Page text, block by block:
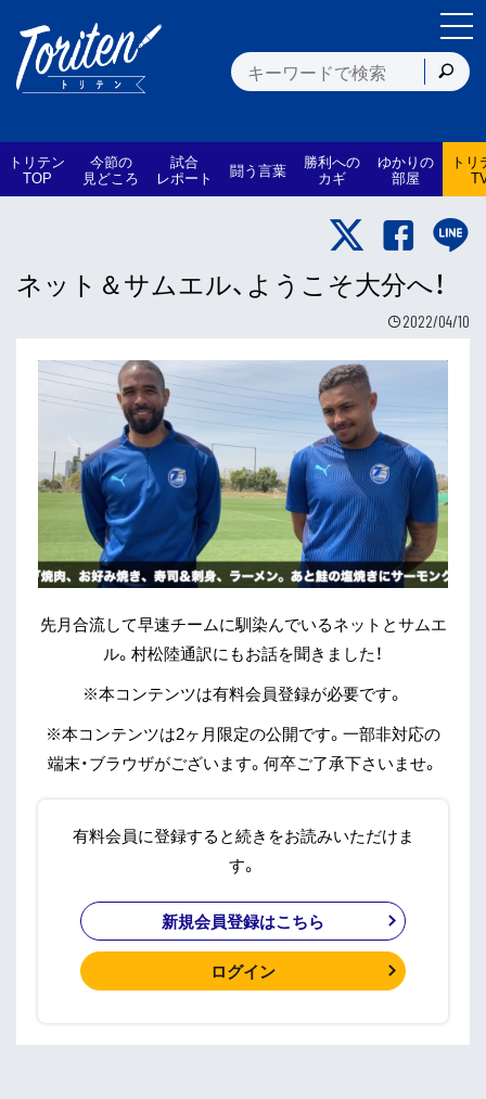
トリテン
TOP
今節の
見どころ
試合
レポート 闘う言葉 勝利への
カギ
ゆかりの
部屋
トリ
ネット＆サムエル、ようこそ大分へ！
2022/04/10
先月合流して早速チームに馴染んでいるネットとサムエ
ル。村松陸通訳にもお話を聞きました！
※本コンテンツは有料会員登録が必要です。
※本コンテンツは2ヶ月限定の公開です。一部非対応の
端末・ブラウザがございます。何卒ご了承下さいませ。
有料会員に登録すると続きをお読みいただけま
す。
新規会員登録はこちら
ログイン